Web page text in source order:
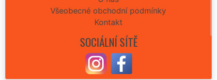
Po vyzkoušení této firmy už nikdy nebudu mýt žaluzie sama. Raději
zaplatím, než se s tím otravovat.ODKAZY
O nás
Všeobecné obchodní podmínky
Kontakt